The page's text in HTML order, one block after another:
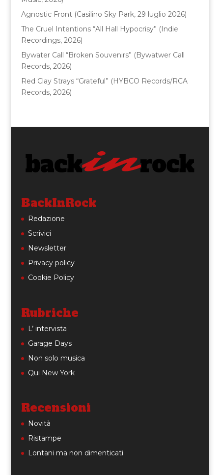
Agnostic Front (Casilino Sky Park, 29 luglio 2026)
The Cruel Intentions “All Hall Hypocrisy” (Indie
Recordings, 2026)
Bywater Call “Broken Souvenirs” (Bywatwer Call
Records, 2026)
Red Clay Strays “Grateful” (HYBCO Records/RCA
Records, 2026)
BackInRock
Redazione
Scrivici
Newsletter
Privacy policy
Cookie Policy
Rubriche
L’ intervista
Garage Days
Non solo musica
Qui New York
Recensioni
Novità
Ristampe
Lontani ma non dimenticati